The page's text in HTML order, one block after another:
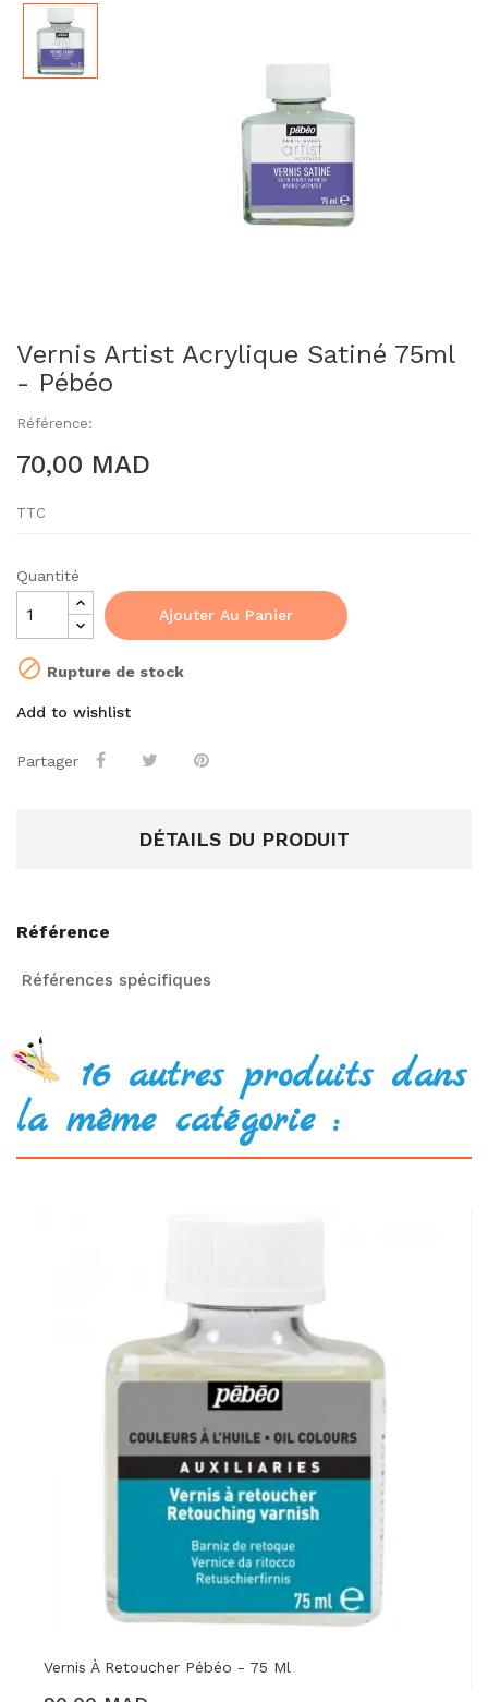
Vernis Artist Acrylique Satiné 75ml
- Pébéo
Référence:
70,00 MAD
TTC
Quantité
Ajouter Au Panier
 Rupture de stock
Add to wishlist
Partager
DÉTAILS DU PRODUIT
Référence
Références spécifiques
16 autres produits dans
la même catégorie :
Vernis À Retoucher Pébéo - 75 Ml